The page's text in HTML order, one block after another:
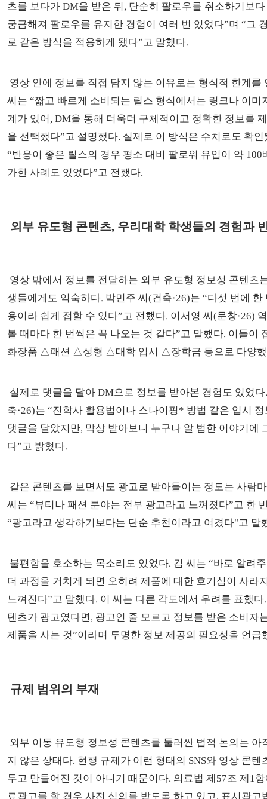
츠를 보다가 DM을 받은 뒤, 단순히 팔로우를 취소하기보
궁금해져 팔로우를 유지한 경험이 여러 번 있었다”며 “그
로 같은 방식을 적용하게 됐다”고 말했다.
영상 안에 정보를 직접 담지 않는 이유로는 형식적 한계를
씨는 “짧고 빠르게 소비되는 릴스 형식에서는 링크나 이미
계가 있어, DM을 통해 더욱더 구체적이고 정확한 정보를
을 선택했다”고 설명했다. 실제로 이 방식은 수치로도 확
“반응이 좋은 릴스의 경우 평소 대비 팔로워 유입이 약 100
가한 사례도 있었다”고 전했다.
외부 유도형 콘텐츠, 우리대학 학생들의 경험과
영상 밖에서 정보를 전달하는 외부 유도형 정보성 콘텐츠
생들에게도 익숙하다. 박민주 씨(건축·26)는 “다섯 번에 한
용이라 쉽게 접할 수 있다”고 전했다. 이서영 씨(문창·26)
볼 때마다 한 번씩은 꼭 나오는 것 같다”고 말했다. 이들이
화장품 △패션 △성형 △대학 입시 △장학금 등으로 다양
실제로 댓글을 달아 DM으로 정보를 받아본 경험도 있었
축·26)는 “진학사 활용법이나 스나이핑* 방법 같은 입시
댓글을 달았지만, 막상 받아보니 누구나 알 법한 이야기에
다”고 밝혔다.
같은 콘텐츠를 보면서도 광고로 받아들이는 정도는 사람
씨는 “뷰티나 패션 분야는 전부 광고라고 느껴졌다”고 한
“광고라고 생각하기보다는 단순 추천이라고 여겼다"고 말
불편함을 호소하는 목소리도 있었다. 김 씨는 “바로 알려
더 과정을 거치게 되면 오히려 제품에 대한 호기심이 사라
느껴진다”고 말했다. 이 씨는 다른 각도에서 우려를 표했다
텐츠가 광고였다면, 광고인 줄 모르고 정보를 받은 소비자
제품을 사는 것”이라며 투명한 정보 제공의 필요성을 언급
규제 범위의 부재
외부 이동 유도형 정보성 콘텐츠를 둘러싼 법적 논의는 아
지 않은 상태다. 현행 규제가 이런 형태의 SNS와 영상 콘텐
두고 만들어진 것이 아니기 때문이다. 의료법 제57조 제1
료광고를 할 경우 사전 심의를 받도록 하고 있고, 표시광고